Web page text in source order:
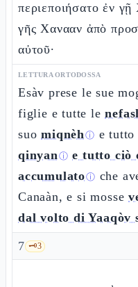
περιεποιήσατο ἐν
γῆς Χανααν ἀπὸ
αὐτοῦ·
LETTURA ORTODOSSA
Esàv prese le sue
figlie e tutte le
suomiqnèhⓘ e tutto
qinyanⓘ e tutto ciò
accumulatoⓘ che
Canaàn, e si mosse
dal volto di Yaaqòv
7 🗝️3